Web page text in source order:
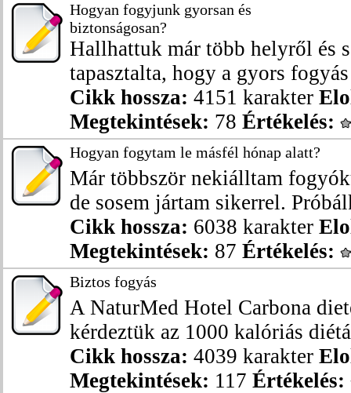
Hogyan fogyjunk gyorsan és
biztonságosan?
Hallhattuk már több helyről és
tapasztalta, hogy a gyors
Cikk hossza: 4151 karakter
Megtekintések: 78 Értékelés:
Hogyan fogytam le másfél hónap alatt?
Már többször nekiálltam
de sosem jártam sikerrel.
Cikk hossza: 6038 karakter
Megtekintések: 87 Értékelés:
Biztos fogyás
A NaturMed Hotel Carbona
kérdeztük az 1000 kalóriás
Cikk hossza: 4039 karakter
Megtekintések: 117 Értékelés: